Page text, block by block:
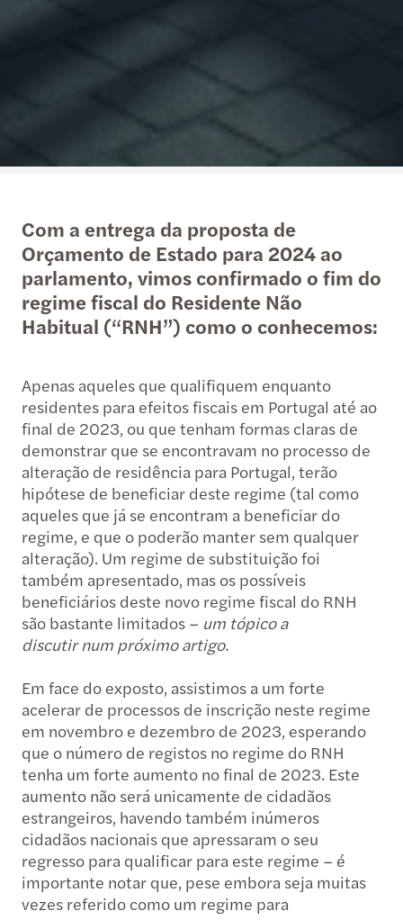
Com a entrega da proposta de
Orçamento de Estado para 2024 ao
parlamento, vimos confirmado o fim do
regime fiscal do Residente Não
Habitual (“RNH”) como o conhecemos:
Apenas aqueles que qualifiquem enquanto
residentes para efeitos fiscais em Portugal até ao
final de 2023, ou que tenham formas claras de
demonstrar que se encontravam no processo de
alteração de residência para Portugal, terão
hipótese de beneficiar deste regime (tal como
aqueles que já se encontram a beneficiar do
regime, e que o poderão manter sem qualquer
alteração). Um regime de substituição foi
também apresentado, mas os possíveis
beneficiários deste novo regime fiscal do RNH
são bastante limitados – um tópico a
discutirnum próximo artigo.
Em face do exposto, assistimos a um forte
acelerar de processos de inscrição neste regime
em novembro e dezembro de 2023, esperando
que o número de registos no regime do RNH
tenha um forte aumento no final de 2023. Este
aumento não será unicamente de cidadãos
estrangeiros, havendo também inúmeros
cidadãos nacionais que apressaram o seu
regresso para qualificar para este regime – é
importante notar que, pese embora seja muitas
vezes referido como um regime para